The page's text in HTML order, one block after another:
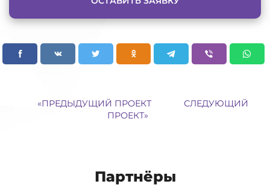
«ПРЕДЫДУЩИЙ ПРОЕКТ
СЛЕДУЮЩИЙ
ПРОЕКТ»
Партнёры